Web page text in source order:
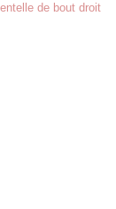
de bout droit